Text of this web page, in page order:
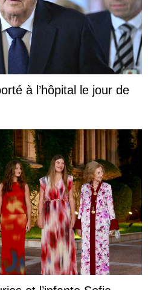
à l’hôpital le jour de